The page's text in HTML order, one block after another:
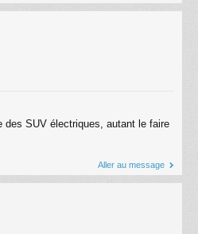
des SUV électriques, autant le faire
Aller au message